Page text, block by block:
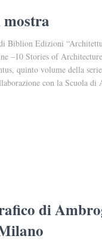
Biblion Edizioni
–10 Stories of
quinto volume della
con la Scuola di
di